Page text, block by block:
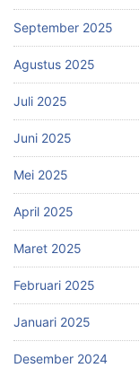
September 2025
Agustus 2025
Juli 2025
Juni 2025
Mei 2025
April 2025
Maret 2025
Februari 2025
Januari 2025
Desember 2024